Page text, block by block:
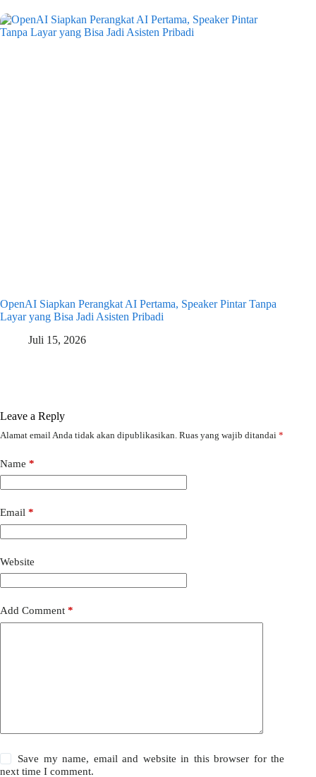
OpenAI Siapkan Perangkat AI Pertama, Speaker Pintar Tanpa
Layar yang Bisa Jadi Asisten Pribadi
Juli 15, 2026
Leave a Reply
Alamat email Anda tidak akan dipublikasikan. Ruas yang wajib ditandai *
Name *
Email *
Website
Add Comment *
Save my name, email and website in this browser for the
next time I comment.